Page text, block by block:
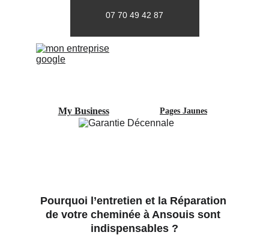
07 70 49 42 87
My Business Pages Jaunes
Pourquoi l’entretien et la Réparation
de votre cheminée à Ansouis sont
indispensables ?